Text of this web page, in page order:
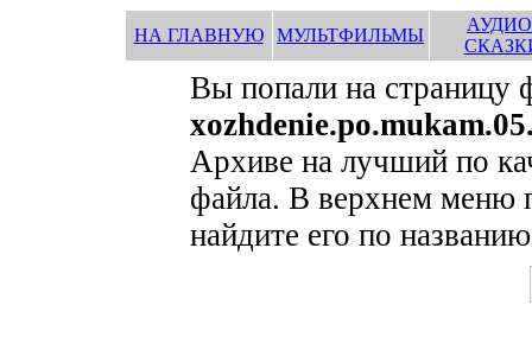
НА ГЛАВНУЮ МУЛЬТФИЛЬМЫ
Вы попали на страницу
Архиве на лучший по
файла. В верхнем меню
найдите его по